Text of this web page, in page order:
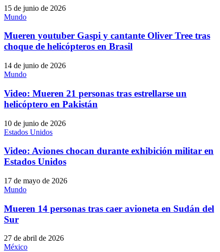
15 de junio de 2026
Mundo
Mueren youtuber Gaspi y cantante Oliver Tree tras
choque de helicópteros en Brasil
14 de junio de 2026
Mundo
Video: Mueren 21 personas tras estrellarse un
helicóptero en Pakistán
10 de junio de 2026
Estados Unidos
Video: Aviones chocan durante exhibición militar en
Estados Unidos
17 de mayo de 2026
Mundo
Mueren 14 personas tras caer avioneta en Sudán del
Sur
27 de abril de 2026
México